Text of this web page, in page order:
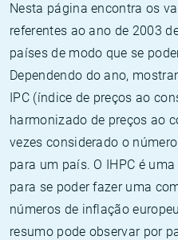
Nesta página encontra os
referentes ao ano de 2003
países de modo que se
Dependendo do ano,
IPC (índice de preços ao
harmonizado de preços ao
vezes considerado o
para um país. O IHPC é
para se poder fazer uma
números de inflação
resumo pode observar por